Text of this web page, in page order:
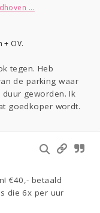
...
+ OV.
tegen. Heb
de parking waar
geworden. Ik
goedkoper wordt.
€40,- betaald
die 6x per uur